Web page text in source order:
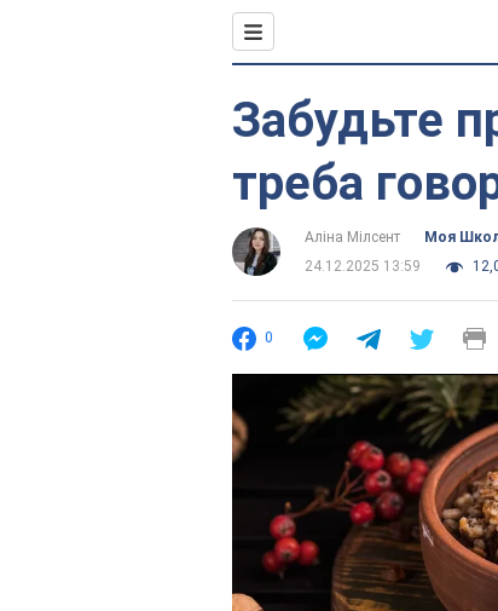
Забудьте
треба
Аліна Мілсент
Моя
24.12.2025 13:59
0